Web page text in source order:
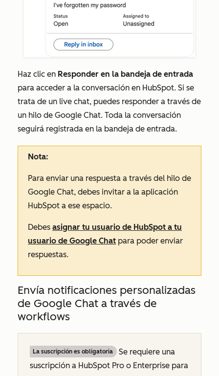
Haz clic en Responder en la bandeja de entrada
para acceder a la conversación en HubSpot. Si se
trata de un live chat, puedes responder a través de
un hilo de Google Chat. Toda la conversación
seguirá registrada en la bandeja de entrada.
Nota:
Para enviar una respuesta a través del hilo de
Google Chat, debes invitar a la aplicación
HubSpot a ese espacio.
Debes asignar tu usuario de HubSpot a tu
usuario de Google Chat para poder enviar
respuestas.
Envía notificaciones personalizadas
de Google Chat a través de
workflows
La suscripción es obligatoria Se requiere una
suscripción a HubSpot Pro o Enterprise para